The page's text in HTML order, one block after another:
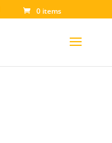
0 items